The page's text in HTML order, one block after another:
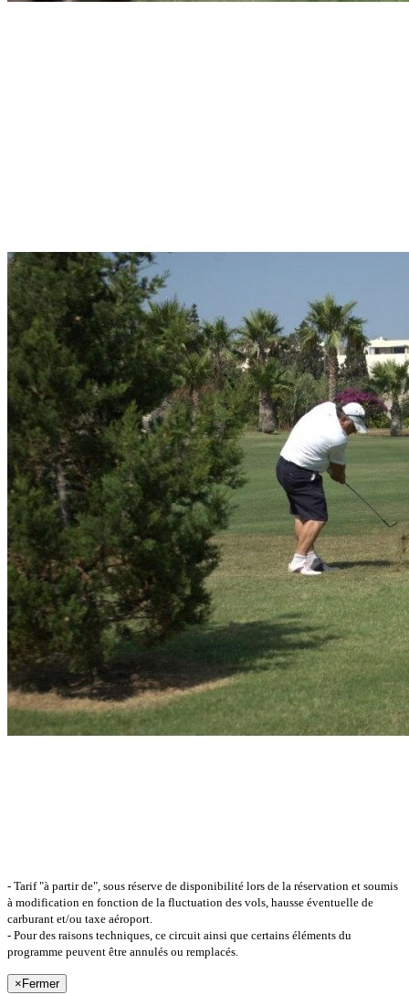
- Tarif "à partir de", sous réserve de disponibilité lors de la réservation et soumis
à modification en fonction de la fluctuation des vols, hausse éventuelle de
carburant et/ou taxe aéroport.
- Pour des raisons techniques, ce circuit ainsi que certains éléments du
programme peuvent être annulés ou remplacés.
× Fermer